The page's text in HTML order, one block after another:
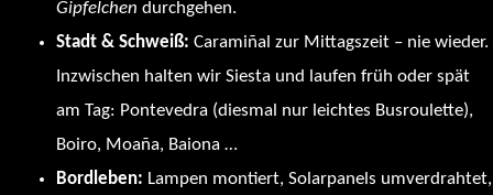
Gipfelchen durchgehen.
Stadt & Schweiß: Caramiñal zur Mittagszeit – nie wieder.
Inzwischen halten wir Siesta und laufen früh oder spät
am Tag: Pontevedra (diesmal nur leichtes Busroulette),
Boiro, Moaña, Baiona …
Bordleben: Lampen montiert, Solarpanels umverdrahtet,